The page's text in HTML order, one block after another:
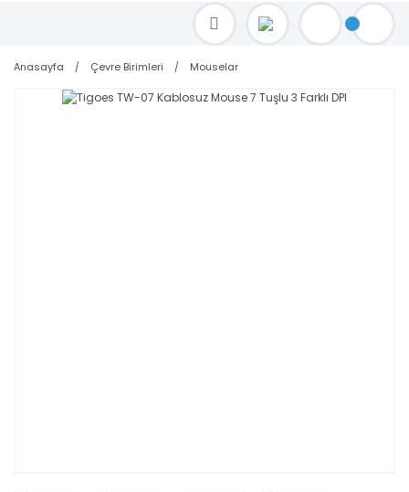
TOPTAN FİYAT ALMAK İÇİN satis@toptanbilgisayar.net MAİL ATINIZ.
SİPARİŞLERİNİZİ AYNI GÜN KARGO İLE GÖNDERİYORUZ!
Anasayfa Çevre Birimleri Mouselar